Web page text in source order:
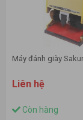
Máy đánh giày
Liên hệ
Còn hàng